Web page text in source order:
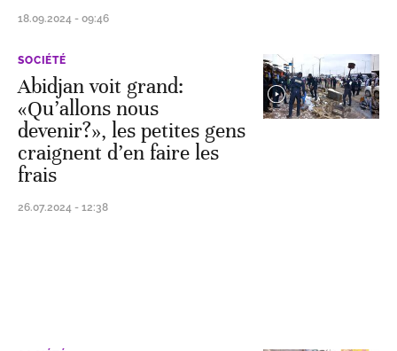
18.09.2024 - 09:46
SOCIÉTÉ
Abidjan voit grand:
«Qu’allons nous
devenir?», les petites gens
craignent d’en faire les
frais
26.07.2024 - 12:38